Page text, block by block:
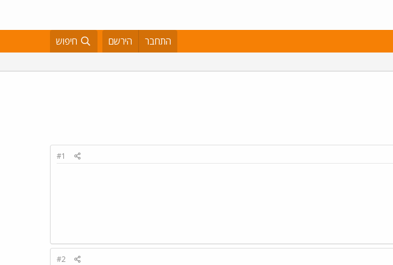
התחבר הירשם חיפוש
#1
#2